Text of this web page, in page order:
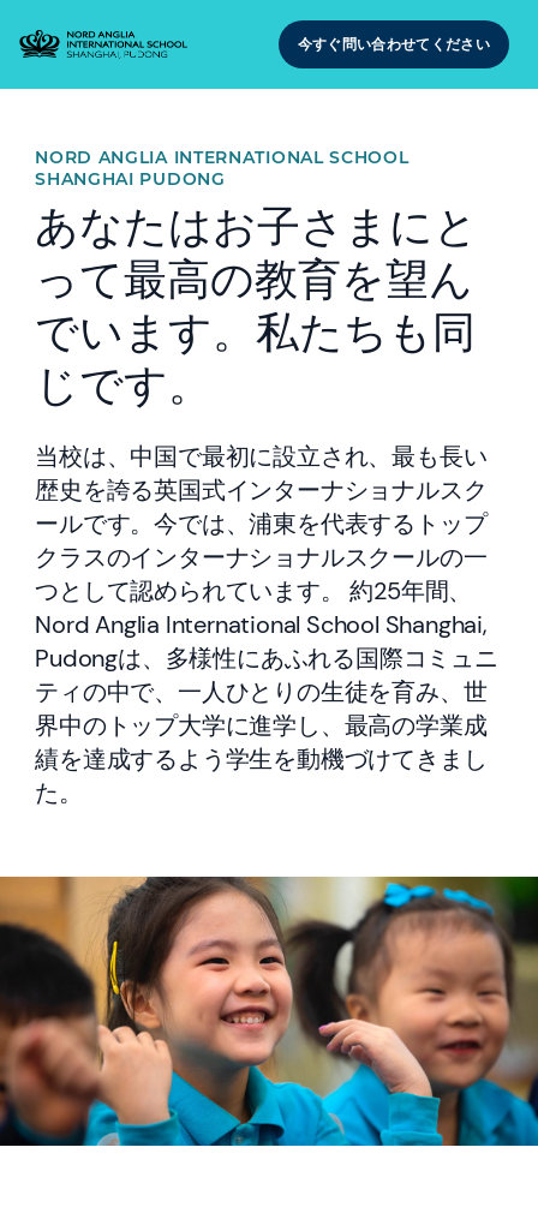
今すぐ問い合わせてください
NORD ANGLIA INTERNATIONAL SCHOOL
SHANGHAI PUDONG
あなたはお子さまにと
って最高の教育を望ん
でいます。私たちも同
じです。
当校は、中国で最初に設立され、最も長い
歴史を誇る英国式インターナショナルスク
ールです。今では、浦東を代表するトップ
クラスのインターナショナルスクールの一
つとして認められています。 約25年間、
Nord Anglia International School Shanghai,
Pudongは、多様性にあふれる国際コミュニ
ティの中で、一人ひとりの生徒を育み、世
界中のトップ大学に進学し、最高の学業成
績を達成するよう学生を動機づけてきまし
た。